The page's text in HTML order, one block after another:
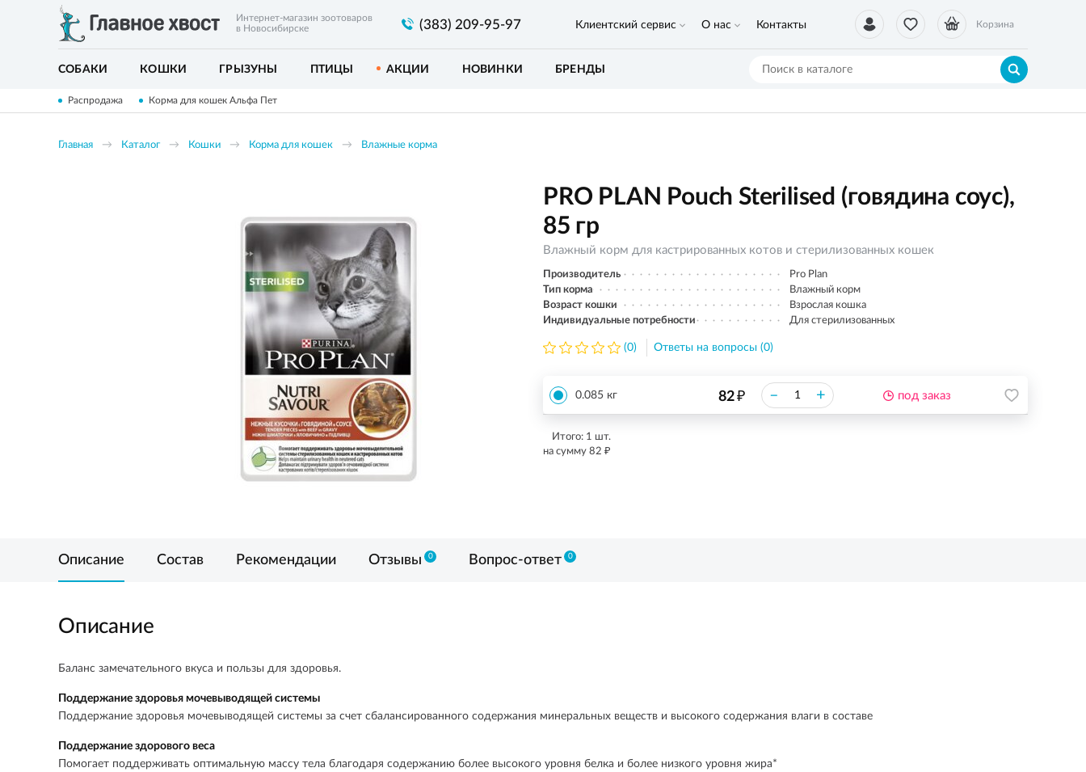
Интернет-магазин зоотоваров
в Новосибирске
(383) 209-95-97 Корзина
Клиентский сервис О нас Контакты
СОБАКИ КОШКИ ГРЫЗУНЫ ПТИЦЫ АКЦИИ НОВИНКИ БРЕНДЫ
Распродажа Корма для кошек Альфа Пет
Главная Каталог Кошки Корма для кошек Влажные корма
PRO PLAN Pouch Sterilised (говядина соус),
85 гр
Влажный корм для кастрированных котов и стерилизованных кошек
Производитель
Pro Plan
Тип корма
Влажный корм
Возраст кошки
Взрослая кошка
Индивидуальные потребности
Для стерилизованных
(0) Ответы на вопросы (0)
0.085 кг 82₽ – + под заказ
Итого: 1 шт.
на сумму 82 ₽
Описание Состав Рекомендации Отзывы 0 Вопрос-ответ 0
Описание
Баланс замечательного вкуса и пользы для здоровья.
Поддержание здоровья мочевыводящей системы
Поддержание здоровья мочевыводящей системы за счет сбалансированного содержания минеральных веществ и высокого содержания влаги в составе
Поддержание здорового веса
Помогает поддерживать оптимальную массу тела благодаря содержанию более высокого уровня белка и более низкого уровня жира*